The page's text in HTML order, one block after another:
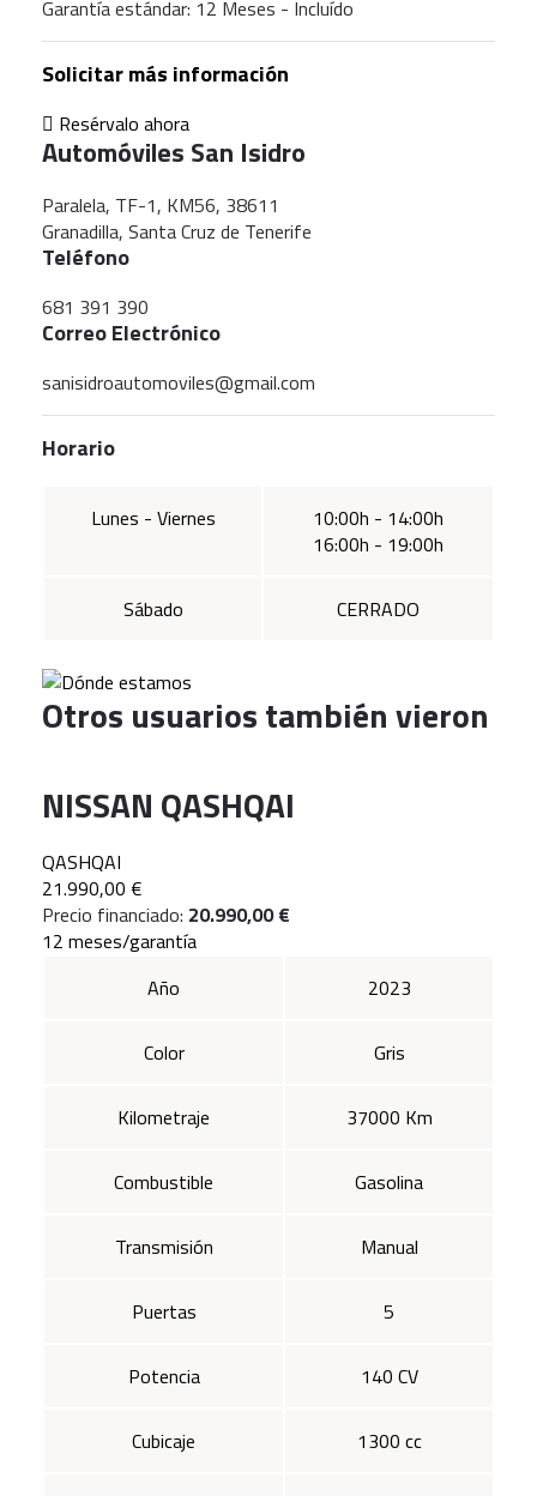
Garantía estándar: 12 Meses - Incluído
Solicitar más información
Resérvalo ahora
Automóviles San Isidro
Paralela, TF-1, KM56, 38611
Granadilla, Santa Cruz de Tenerife
Teléfono
681 391 390
Correo Electrónico
sanisidroautomoviles@gmail.com
Horario
Lunes - Viernes
10:00h - 14:00h
16:00h - 19:00h
Sábado CERRADO
Otros usuarios también vieron
NISSAN QASHQAI
QASHQAI
21.990,00 €
Precio financiado: 20.990,00 €
12 meses/garantía
Año
2023
Color Gris
Kilometraje 37000 Km
Combustible Gasolina
Transmisión Manual
Puertas 5
Potencia 140 CV
Cubicaje 1300 cc